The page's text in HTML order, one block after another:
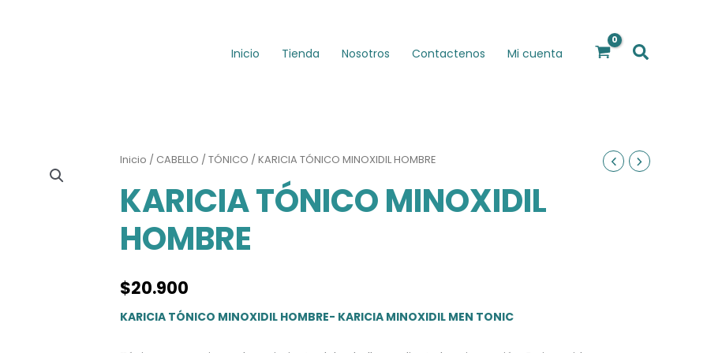
Inicio Tienda Nosotros Contactenos Mi cuenta Buscar
Inicio / CABELLO /TÓNICO / KARICIA TÓNICO MINOXIDIL HOMBRE
KARICIA TÓNICO MINOXIDIL
HOMBRE
$20.900
KARICIA TÓNICO MINOXIDIL HOMBRE- KARICIA MINOXIDIL MEN TONIC